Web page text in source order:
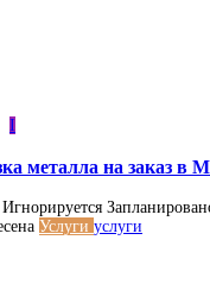
I
металла на заказ в
Игнорируется
Услуги услуги